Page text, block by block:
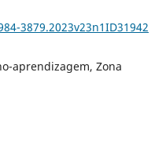
3879.2023v23n1ID31942
aprendizagem, Zona